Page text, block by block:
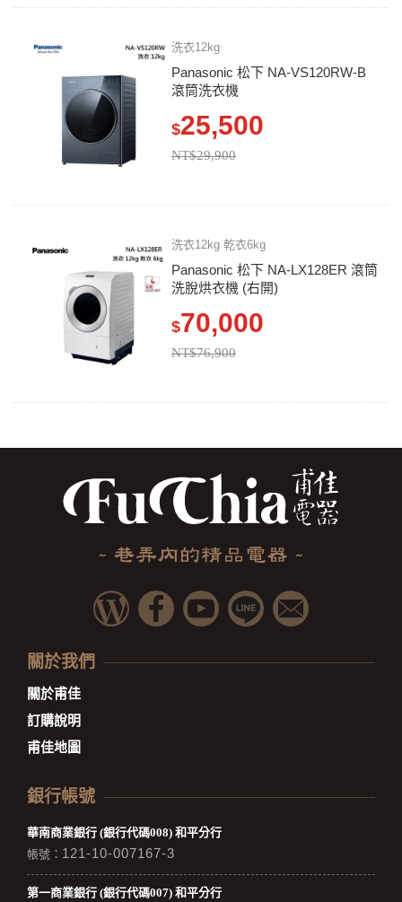
洗衣12kg
Panasonic 松下 NA-VS120RW-B
滾筒洗衣機
$25,500
NT$29,900
洗衣12kg 乾衣6kg
Panasonic 松下 NA-LX128ER 滾筒
洗脫烘衣機 (右開)
$70,000
NT$76,900
關於我們
關於甫佳
訂購說明
甫佳地圖
銀行帳號
華南商業銀行 (銀行代碼008) 和平分行
帳號： 121-10-007167-3
第一商業銀行 (銀行代碼007) 和平分行